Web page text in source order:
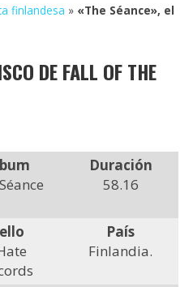
finlandesa » «The Séance», el
DE FALL OF THE
Duración
58.16
País
Finlandia.